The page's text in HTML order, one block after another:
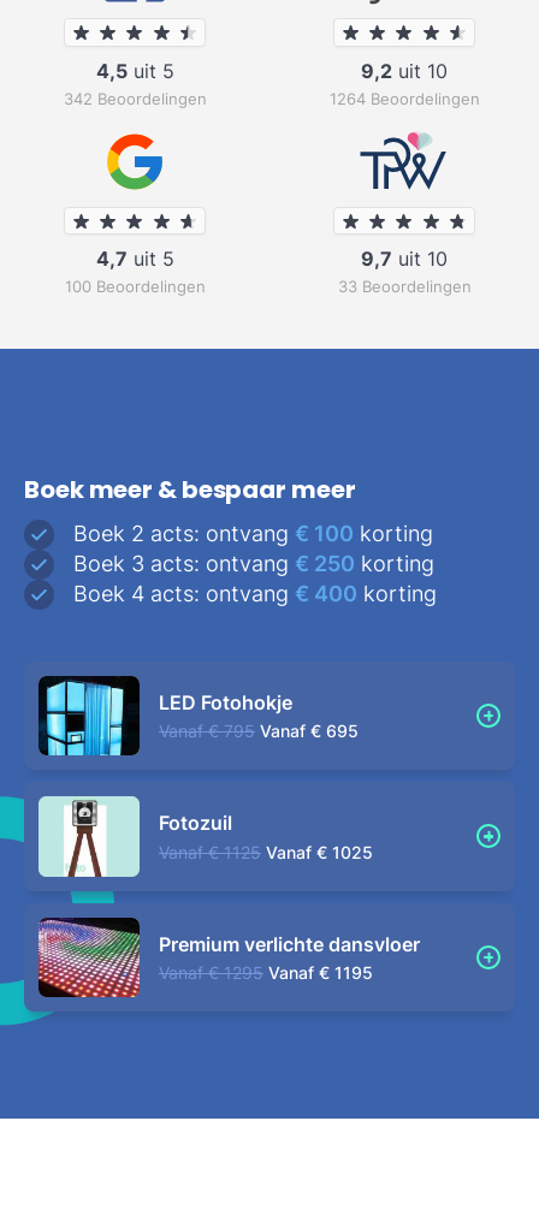
4,5uit 5
342 Beoordelingen
9,2 uit 10
1264 Beoordelingen
4,7 uit 5
100 Beoordelingen
9,7 uit 10
33 Beoordelingen
Boek meer & bespaar meer
Boek 2 acts: ontvang € 100 korting
Boek 3 acts: ontvang € 250 korting
Boek 4 acts: ontvang € 400 korting
LED Fotohokje
Vanaf € 795 Vanaf € 695
Fotozuil
Vanaf € 1125 Vanaf € 1025
Premium verlichte dansvloer
Vanaf € 1295 Vanaf € 1195